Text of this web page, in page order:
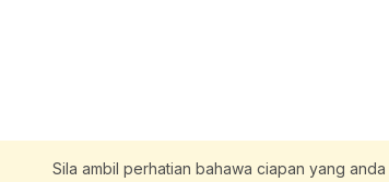
Sila ambil perhatian bahawa ciapan yang